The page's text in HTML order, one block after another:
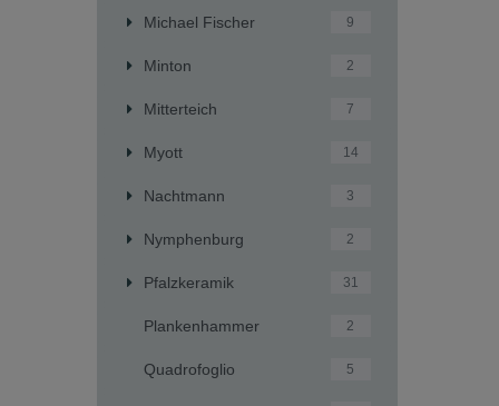
Michael Fischer 9
Minton 2
Mitterteich 7
Myott 14
Nachtmann 3
Nymphenburg 2
Pfalzkeramik 31
Plankenhammer 2
Quadrofoglio 5